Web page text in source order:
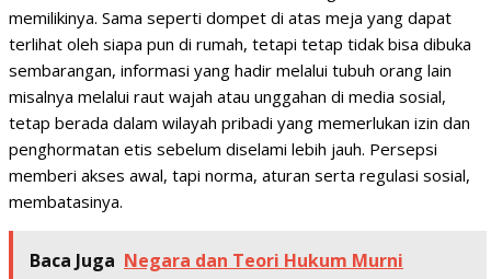
memilikinya. Sama seperti dompet di atas meja yang dapat
terlihat oleh siapa pun di rumah, tetapi tetap tidak bisa dibuka
sembarangan, informasi yang hadir melalui tubuh orang lain
misalnya melalui raut wajah atau unggahan di media sosial,
tetap berada dalam wilayah pribadi yang memerlukan izin dan
penghormatan etis sebelum diselami lebih jauh. Persepsi
memberi akses awal, tapi norma, aturan serta regulasi sosial,
membatasinya.
Baca Juga Negara dan Teori Hukum Murni